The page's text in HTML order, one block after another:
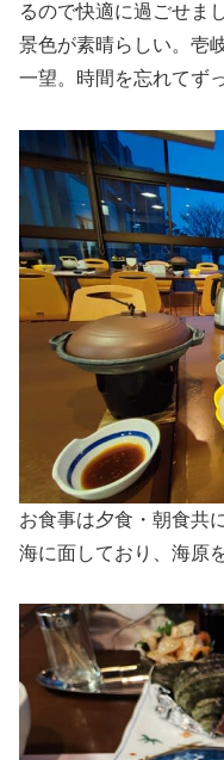
るので快適に過ごせま
景色が素晴らしい。壱
一望。時間を忘れてず
お食事は夕食・朝食共
海に面しており、海原